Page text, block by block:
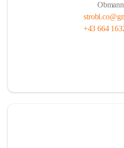
Obmann
+43 664